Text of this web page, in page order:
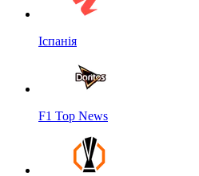
Іспанія
F1 Top News